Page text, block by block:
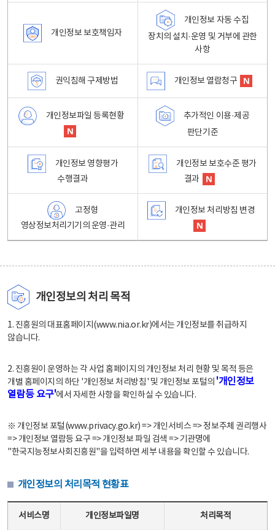
개인정보 보호책임자
개인정보 자동 수집
장치의 설치·운영 및 거부에 관한
사항
권익침해 구제방법 개인정보 열람청구
개인정보파일 등록현황
추가적인 이용·제공
판단기준
개인정보 영향평가
수행결과
개인정보 보호수준 평가
결과
고정형
영상정보처리기기의 운영·관리
개인정보 처리방침 변경
개인정보의 처리 목적
1. 진흥원의 대표홈페이지(www.nia.or.kr)에서는 개인정보를 취급하지
않습니다.
2. 진흥원이 운영하는 각 사업 홈페이지의 개인정보 처리 현황 및 목적 등은
개별 홈페이지의 하단 '개인정보 처리방침' 및 개인정보 포털의 '개인정보
열람등 요구'에서 자세한 사항을 확인하실 수 있습니다.
※ 개인정보 포털(www.privacy.go.kr) => 개인서비스 => 정보주체 권리행사
=> 개인정보 열람등 요구 => 개인정보 파일 검색 => 기관명에
"한국지능정보사회진흥원"을 입력하면 세부 내용을 확인할 수 있습니다.
개인정보의 처리목적 현황표
서비스명 개인정보파일명 처리목적